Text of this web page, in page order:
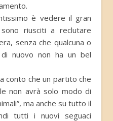
è vedere il gran
riusciti a reclutare
senza che qualcuna o
nuovo non ha un bel
conto che un partito che
non avrà solo modo di
ma anche su tutto il
tutti i nuovi seguaci